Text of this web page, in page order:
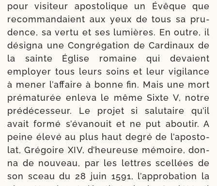
pour visi­teur apos­to­lique un Évêque que
recom­man­daient aux yeux de tous sa pru­
dence, sa ver­tu et ses lumières. En outre, il
dési­gna une Congrégation de Cardinaux de
la sainte Église romaine qui devaient
employer tous leurs soins et leur vigi­lance
à mener l’af­faire à bonne fin. Mais une mort
pré­ma­tu­rée enle­va le même Sixte V, notre
pré­dé­ces­seur. Le pro­jet si salu­taire qu’il
avait for­mé s’é­va­nouit et ne put abou­tir. A
peine éle­vé au plus haut degré de l’a­pos­to­
lat, Grégoire XIV, d’heu­reuse mémoire, don­
na de nou­veau, par les lettres scel­lées de
son sceau du 28 juin 1591, l’ap­pro­ba­tion la